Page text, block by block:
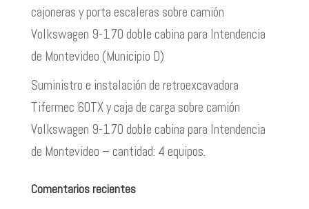
cajoneras y porta escaleras sobre camión
Volkswagen 9-170 doble cabina para Intendencia
de Montevideo (Municipio D)
Suministro e instalación de retroexcavadora
Tifermec 60TX y caja de carga sobre camión
Volkswagen 9-170 doble cabina para Intendencia
de Montevideo – cantidad: 4 equipos.
Comentarios recientes